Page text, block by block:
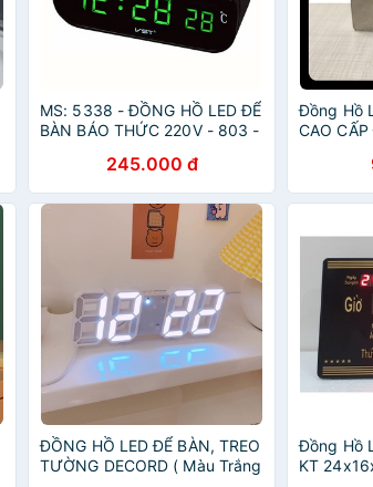
MS: 5338 - ĐỒNG HỒ LED ĐỂ
BÀN BÁO THỨC 220V - 803 -
245.000 đ
Đồng Hồ
CAO
ĐỒNG HỒ LED ĐỂ BÀN, TREO
TƯỜNG DECORD ( Màu Trắng
Đồng Hồ
KT